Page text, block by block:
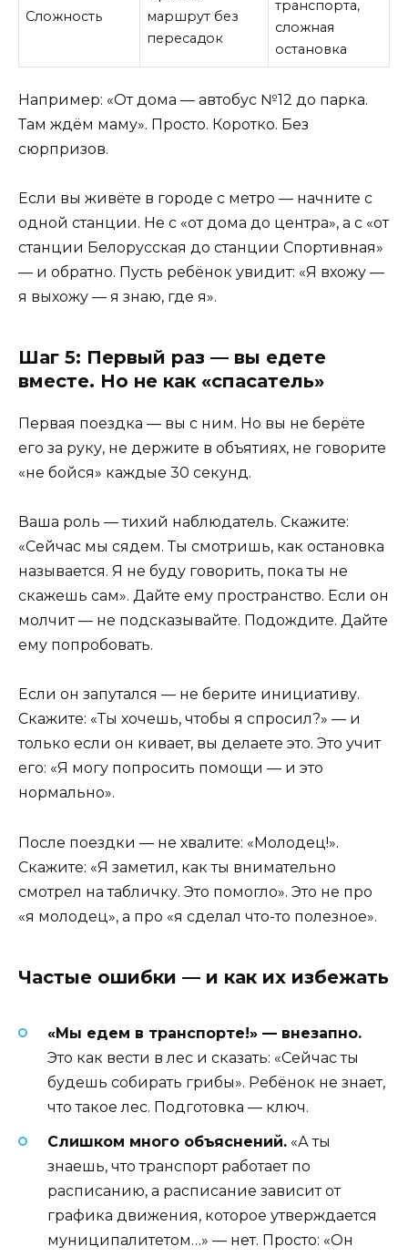
Сложность
маршрут без
пересадок
транспорта,
сложная
остановка
Например: «От дома — автобус №12 до парка.
Там ждём маму». Просто. Коротко. Без
сюрпризов.
Если вы живёте в городе с метро — начните с
одной станции. Не с «от дома до центра», а с «от
станции Белорусская до станции Спортивная»
— и обратно. Пусть ребёнок увидит: «Я вхожу —
я выхожу — я знаю, где я».
Шаг 5: Первый раз — вы едете
вместе. Но не как «спасатель»
Первая поездка — вы с ним. Но вы не берёте
его за руку, не держите в объятиях, не говорите
«не бойся» каждые 30 секунд.
Ваша роль — тихий наблюдатель. Скажите:
«Сейчас мы сядем. Ты смотришь, как остановка
называется. Я не буду говорить, пока ты не
скажешь сам». Дайте ему пространство. Если он
молчит — не подсказывайте. Подождите. Дайте
ему попробовать.
Если он запутался — не берите инициативу.
Скажите: «Ты хочешь, чтобы я спросил?» — и
только если он кивает, вы делаете это. Это учит
его: «Я могу попросить помощи — и это
нормально».
После поездки — не хвалите: «Молодец!».
Скажите: «Я заметил, как ты внимательно
смотрел на табличку. Это помогло». Это не про
«я молодец», а про «я сделал что-то полезное».
Частые ошибки — и как их избежать
«Мы едем в транспорте!» — внезапно.
Это как вести в лес и сказать: «Сейчас ты
будешь собирать грибы». Ребёнок не знает,
что такое лес. Подготовка — ключ.
Слишком много объяснений. «А ты
знаешь, что транспорт работает по
расписанию, а расписание зависит от
графика движения, которое утверждается
муниципалитетом…» — нет. Просто: «Он